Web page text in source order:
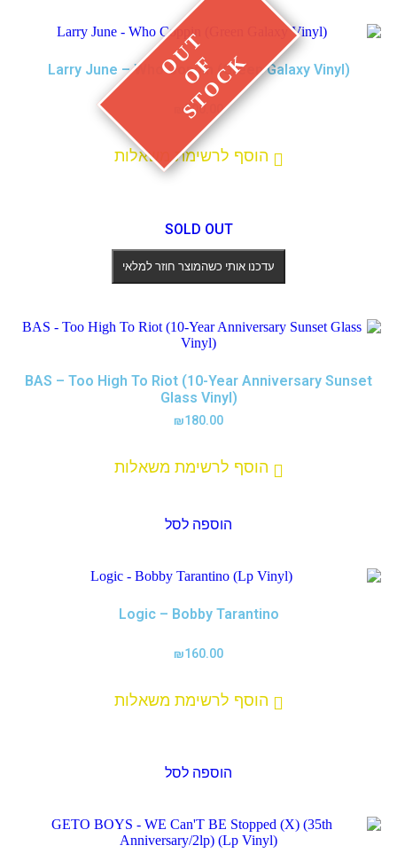
Larry June – Who Coppin (Green Galaxy Vinyl)
₪200.00
הוסף לרשימת משאלות
SOLD OUT
עדכנו אותי כשהמוצר חוזר למלאי
BAS – Too High To Riot (10-Year Anniversary Sunset
Glass Vinyl)
₪180.00
הוסף לרשימת משאלות
הוספה לסל
Logic – Bobby Tarantino
₪160.00
הוסף לרשימת משאלות
הוספה לסל